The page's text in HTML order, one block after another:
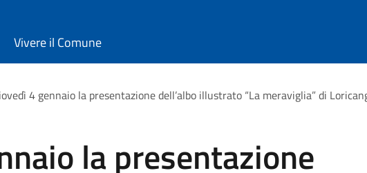
Vivere il Comune
4 gennaio la presentazione dell’albo illustrato “La meraviglia” di
la presentazione